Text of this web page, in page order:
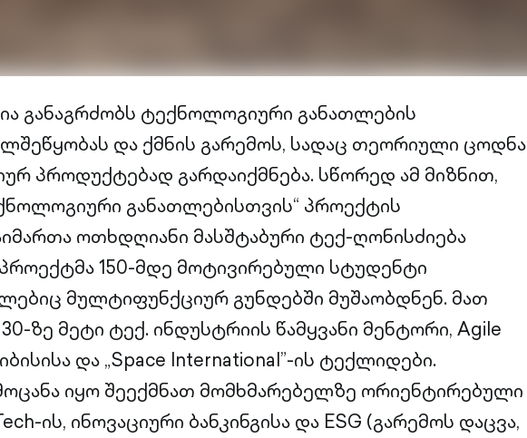
განაგრძობს ტექნოლოგიური განათლების
და ქმნის გარემოს, სადაც თეორიული ცოდნა
პროდუქტებად გარდაიქმნება. სწორედ ამ მიზნით,
განათლებისთვის“ პროექტის
ოთხდღიანი მასშტაბური ტექ-ღონისძიება
150-მდე მოტივირებული სტუდენტი
მულტიფუნქციურ გუნდებში მუშაობდნენ. მათ
ზე მეტი ტექ. ინდუსტრიის წამყვანი მენტორი, Agile
და „Space International”-ის ტექლიდები.
იყო შეექმნათ მომხმარებელზე ორიენტირებული
ის, ინოვაციური ბანკინგისა და ESG (გარემოს დაცვა,